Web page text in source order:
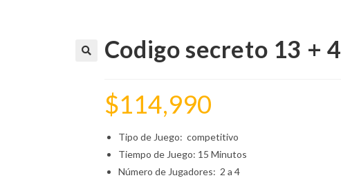
Codigo secreto 13 + 4
$114,990
Tipo de Juego: competitivo
Tiempo de Juego: 15 Minutos
Número de Jugadores: 2 a 4